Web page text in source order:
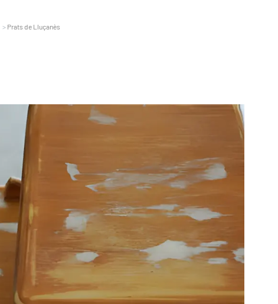
Prats de Lluçanès